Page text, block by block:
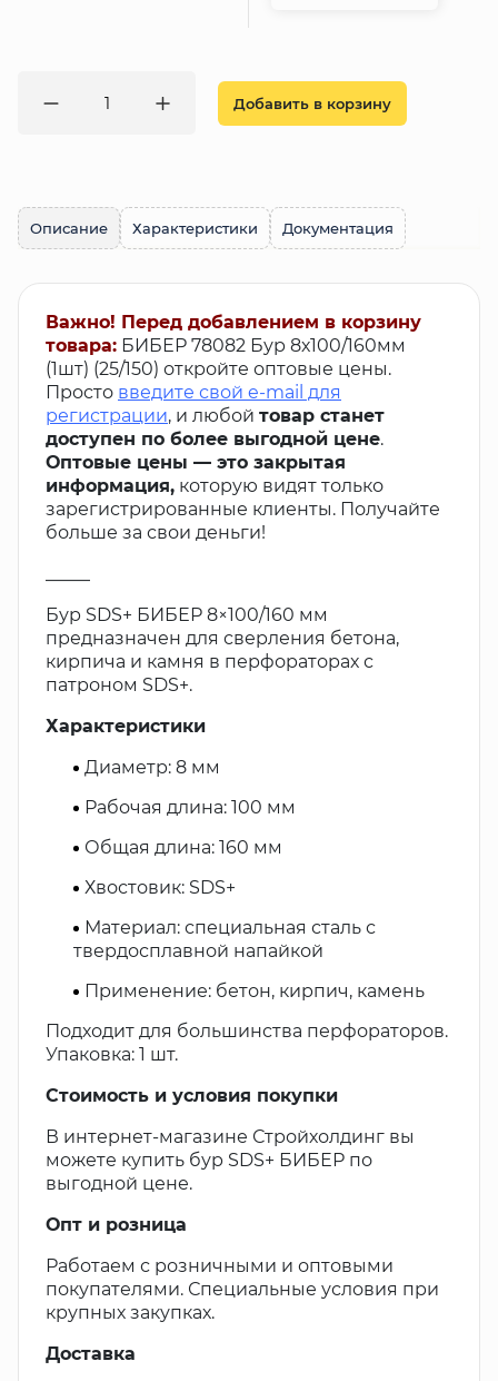
Добавить в корзину
Описание Характеристики Документация
Важно! Перед добавлением в корзину
товара: БИБЕР 78082 Бур 8х100/160мм
(1шт) (25/150) откройте оптовые цены.
Просто введите свой e-mail для
регистрации, и любой товар станет
доступен по более выгодной цене.
Оптовые цены — это закрытая
информация, которую видят только
зарегистрированные клиенты. Получайте
больше за свои деньги!
Бур SDS+ БИБЕР 8×100/160 мм
предназначен для сверления бетона,
кирпича и камня в перфораторах с
патроном SDS+.
Характеристики
Диаметр: 8 мм
Рабочая длина: 100 мм
Общая длина: 160 мм
Хвостовик: SDS+
Материал: специальная сталь с
твердосплавной напайкой
Применение: бетон, кирпич, камень
Подходит для большинства перфораторов.
Упаковка: 1 шт.
Стоимость и условия покупки
В интернет-магазине Стройхолдинг вы
можете купить бур SDS+ БИБЕР по
выгодной цене.
Опт и розница
Работаем с розничными и оптовыми
покупателями. Специальные условия при
крупных закупках.
Доставка